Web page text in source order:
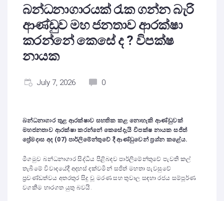
බන්ධනාගාරයක් රැක ගන්න බැරි
ආණ්ඩුව මහ ජනතාව ආරක්ෂා
කරන්නේ කෙසේ ද ? විපක්ෂ
නායක
July 7, 2026 0
බන්ධනාගාර තුළ ආරක්ෂාව සහතික කළ නොහැකි ආණ්ඩුවක්
මහජනතාව ආරක්ෂා කරන්නේ කෙසේදැයි විපක්ෂ නායක සජිත්
ප්‍රේමදාස අද (07) පාර්ලිමේන්තුවේ දී ආණ්ඩුවෙන් ප්‍රශ්න කළේය.
මීගමුව බන්ධනාගාර සිද්ධිය පිළිබඳව පාර්ලිමේන්තුවේ පැවති කල්
තැබීමේ විවාදයේදී අදහස් දක්වමින් සජිත් මහතා පැවසුවේ
ප්‍රචණ්ඩත්වය අතරතුර සිදු වූ මරණ සහ තුවාල සඳහා රජය සම්පූර්ණ
වගකීම භාරගත යුතු බවයි.